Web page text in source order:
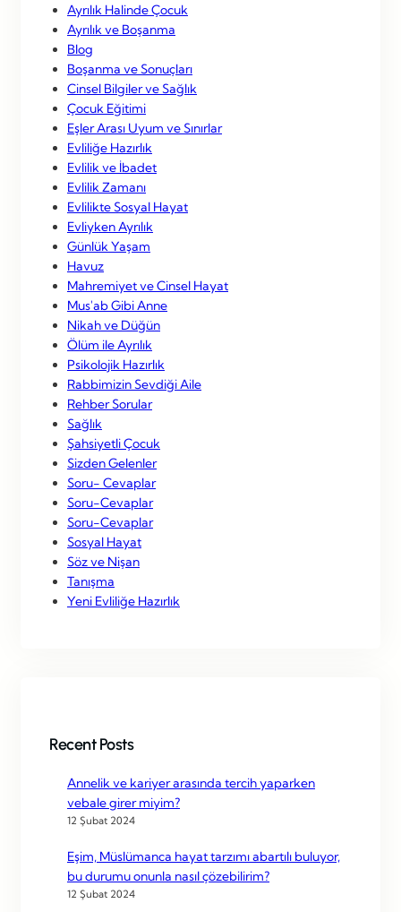
Ayrılık Halinde Çocuk
Ayrılık ve Boşanma
Blog
Boşanma ve Sonuçları
Cinsel Bilgiler ve Sağlık
Çocuk Eğitimi
Eşler Arası Uyum ve Sınırlar
Evliliğe Hazırlık
Evlilik ve İbadet
Evlilik Zamanı
Evlilikte Sosyal Hayat
Evliyken Ayrılık
Günlük Yaşam
Havuz
Mahremiyet ve Cinsel Hayat
Mus'ab Gibi Anne
Nikah ve Düğün
Ölüm ile Ayrılık
Psikolojik Hazırlık
Rabbimizin Sevdiği Aile
Rehber Sorular
Sağlık
Şahsiyetli Çocuk
Sizden Gelenler
Soru- Cevaplar
Soru-Cevaplar
Soru-Cevaplar
Sosyal Hayat
Söz ve Nişan
Tanışma
Yeni Evliliğe Hazırlık
Recent Posts
Annelik ve kariyer arasında tercih yaparken
vebale girer miyim?
12 Şubat 2024
Eşim, Müslümanca hayat tarzımı abartılı buluyor,
bu durumu onunla nasıl çözebilirim?
12 Şubat 2024